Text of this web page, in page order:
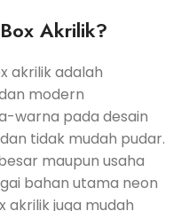
Akrilik?
akrilik adalah
modern
warna pada desain
tidak mudah pudar.
maupun usaha
bahan utama neon
akrilik juga mudah